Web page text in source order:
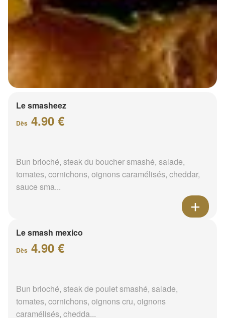
Le smasheez
Dès 4.90 €
Bun brioché, steak du boucher smashé, salade,
tomates, cornichons, oignons caramélisés, cheddar,
sauce sma...
Le smash mexico
Dès 4.90 €
Bun brioché, steak de poulet smashé, salade,
tomates, cornichons, oignons cru, oignons
caramélisés, chedda...